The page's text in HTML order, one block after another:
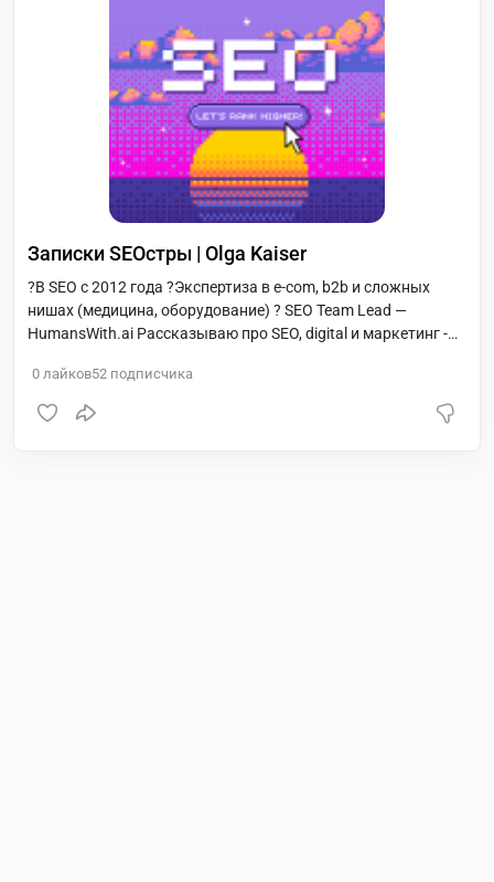
Записки SEOстры | Olga Kaiser
?В SEO с 2012 года ?Экспертиза в e-com, b2b и сложных
нишах (медицина, оборудование) ? SEO Team Lead —
HumansWith.ai Рассказываю про SEO, digital и маркетинг -
0 лайков52 подписчика